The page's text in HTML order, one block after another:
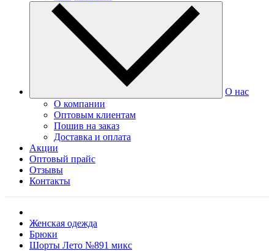
О нас
О компании
Оптовым клиентам
Пошив на заказ
Доставка и оплата
Акции
Оптовый прайс
Отзывы
Контакты
Женская одежда
Брюки
Шорты Лето №891 микс